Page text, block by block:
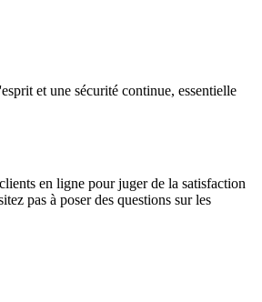
et une sécurité continue, essentielle
en ligne pour juger de la satisfaction
pas à poser des questions sur les